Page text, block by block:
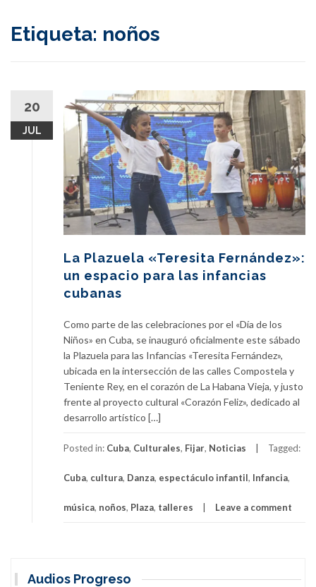
Etiqueta: noños
20
JUL
La Plazuela «Teresita Fernández»:
un espacio para las infancias
cubanas
Como parte de las celebraciones por el «Día de los
Niños» en Cuba, se inauguró oficialmente este sábado
la Plazuela para las Infancias «Teresita Fernández»,
ubicada en la intersección de las calles Compostela y
Teniente Rey, en el corazón de La Habana Vieja, y justo
frente al proyecto cultural «Corazón Feliz», dedicado al
desarrollo artístico […]
Posted in: Cuba, Culturales, Fijar, Noticias Tagged:
Cuba, cultura, Danza, espectáculo infantil, Infancia,
música, noños, Plaza, talleres Leave a comment
Audios Progreso